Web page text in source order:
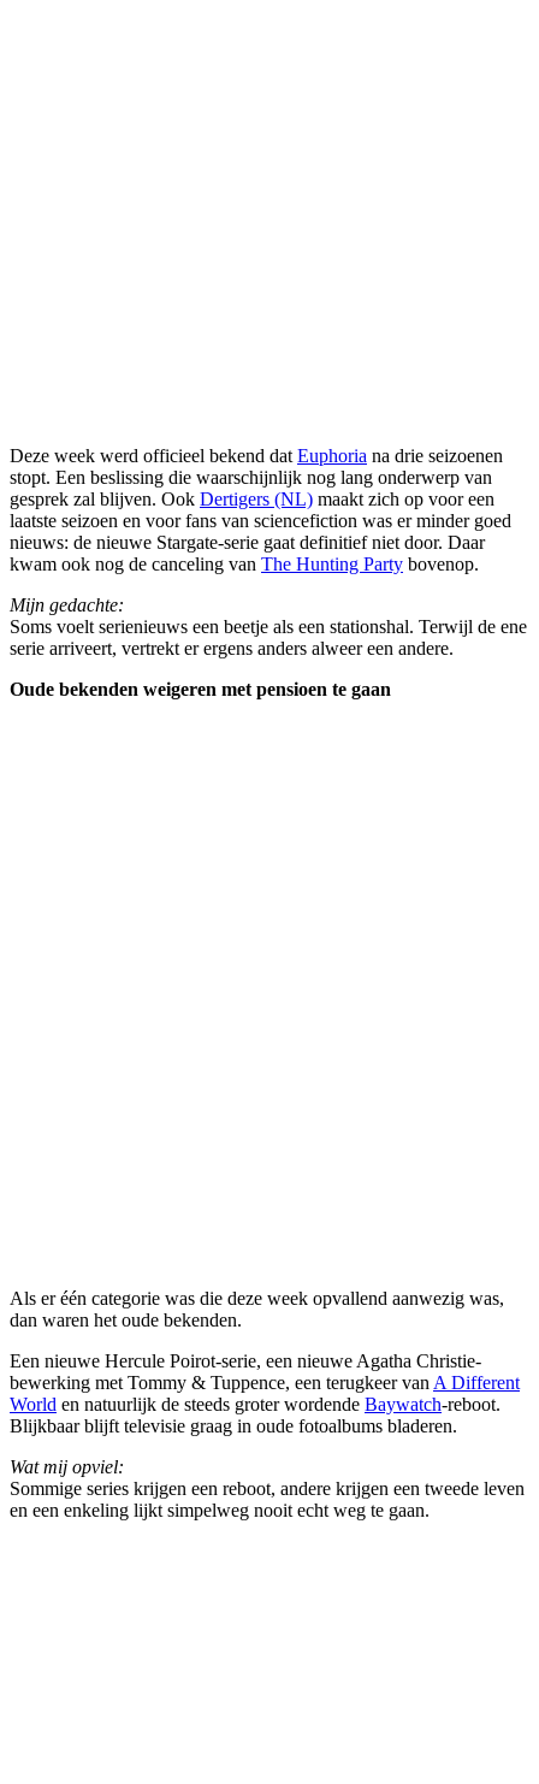
Deze week werd officieel bekend dat Euphoria na drie seizoenen
stopt. Een beslissing die waarschijnlijk nog lang onderwerp van
gesprek zal blijven. Ook Dertigers (NL) maakt zich op voor een
laatste seizoen en voor fans van sciencefiction was er minder goed
nieuws: de nieuwe Stargate-serie gaat definitief niet door. Daar
kwam ook nog de canceling van The Hunting Party bovenop.
Mijn gedachte:
Soms voelt serienieuws een beetje als een stationshal. Terwijl de ene
serie arriveert, vertrekt er ergens anders alweer een andere.
Oude bekenden weigeren met pensioen te gaan
Als er één categorie was die deze week opvallend aanwezig was,
dan waren het oude bekenden.
Een nieuwe Hercule Poirot-serie, een nieuwe Agatha Christie-
bewerking met Tommy & Tuppence, een terugkeer van A Different
World en natuurlijk de steeds groter wordende Baywatch-reboot.
Blijkbaar blijft televisie graag in oude fotoalbums bladeren.
Wat mij opviel:
Sommige series krijgen een reboot, andere krijgen een tweede leven
en een enkeling lijkt simpelweg nooit echt weg te gaan.